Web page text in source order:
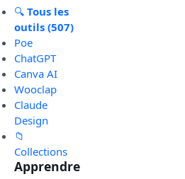
🔍 Tous les
outils (507)
Poe
ChatGPT
Canva AI
Wooclap
Claude
Design
📁
Collections
Apprendre